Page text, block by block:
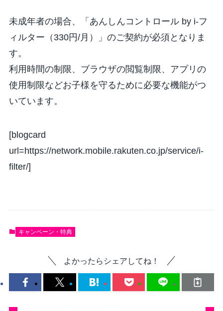
未成年者の場合、「あんしんコントロール by i-フ
ィルター（330円/月）」のご契約が必須となりま
す。
利用時間の制限、ブラウザの閲覧制限、アプリの
使用制限などお子様を守るために必要な機能がつ
いています。
[blogcard
url=https://network.mobile.rakuten.co.jp/service/i-
filter/]
キャンペーン・特典
よかったらシェアしてね！